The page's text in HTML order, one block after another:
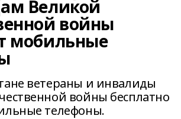
Великой
войны
мобильные
ветераны и инвалиды
войны бесплатно
телефоны.